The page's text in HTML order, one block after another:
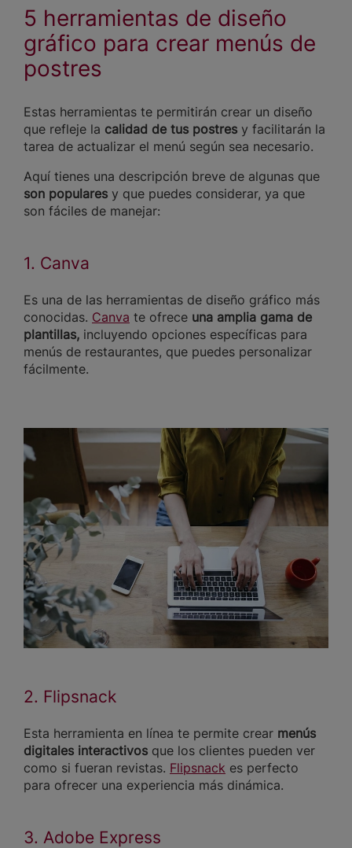
5 herramientas de diseño
gráfico para crear menús de
postres
Estas herramientas te permitirán crear un diseño
que refleje la calidad de tus postres y facilitarán la
tarea de actualizar el menú según sea necesario.
Aquí tienes una descripción breve de algunas que
son populares y que puedes considerar, ya que
son fáciles de manejar:
1. Canva
Es una de las herramientas de diseño gráfico más
conocidas. Canva te ofrece una amplia gama de
plantillas, incluyendo opciones específicas para
menús de restaurantes, que puedes personalizar
fácilmente.
2. Flipsnack
Esta herramienta en línea te permite crear menús
digitales interactivos que los clientes pueden ver
como si fueran revistas. Flipsnack es perfecto
para ofrecer una experiencia más dinámica.
3. Adobe Express